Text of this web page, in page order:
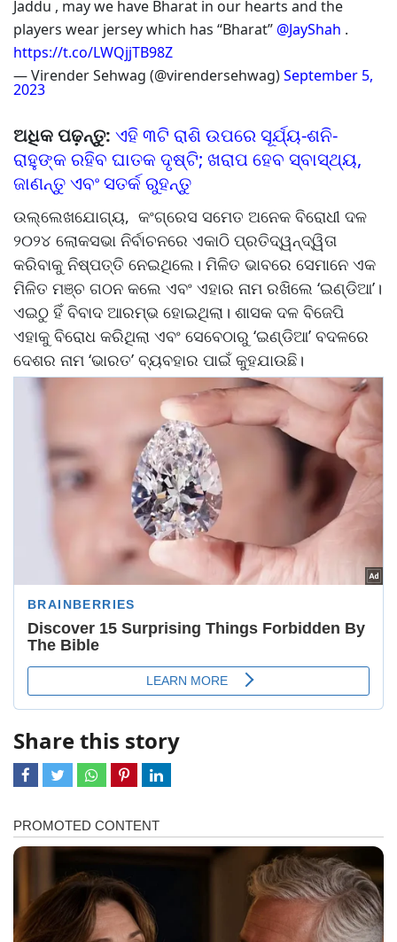
Jaddu , may we have Bharat in our hearts and the
players wear jersey which has “Bharat” @JayShah .
https://t.co/LWQjjTB98Z
— Virender Sehwag (@virendersehwag)September 5,
2023
ଅଧିକ ପଢ଼ନ୍ତୁ: ଏହି ୩ଟି ରାଶି ଉପରେ ସୂର୍ଯ୍ୟ-ଶନି-
ରାହୁଙ୍କ ରହିବ ଘାତକ ଦୃଷ୍ଟି; ଖରାପ ହେବ ସ୍ବାସ୍ଥ୍ୟ,
ଜାଣନ୍ତୁ ଏବଂ ସତର୍କ ରୁହନ୍ତୁ
ଉଲ୍ଲେଖଯୋଗ୍ୟ, କଂଗ୍ରେସ ସମେତ ଅନେକ ବିରୋଧୀ ଦଳ
୨୦୨୪ ଲୋକସଭା ନିର୍ବାଚନରେ ​​ଏକାଠି ପ୍ରତିଦ୍ୱନ୍ଦ୍ୱିତା
କରିବାକୁ ନିଷ୍ପତ୍ତି ନେଇଥିଲେ। ମିଳିତ ଭାବରେ ସେମାନେ ଏକ
ମିଳିତ ମଞ୍ଚ ଗଠନ କଲେ ଏବଂ ଏହାର ନାମ ରଖିଲେ ‘ଇଣ୍ଡିଆ’।
ଏଇଠୁ ହିଁ ବିବାଦ ଆରମ୍ଭ ହୋଇଥିଲା। ଶାସକ ଦଳ ବିଜେପି
ଏହାକୁ ବିରୋଧ କରିଥିଲା ​​ଏବଂ ସେବେଠାରୁ ‘ଇଣ୍ଡିଆ’ ବଦଳରେ
ଦେଶର ନାମ ‘ଭାରତ’ ବ୍ୟବହାର ପାଇଁ କୁହଯାଉଛି।
Share this story